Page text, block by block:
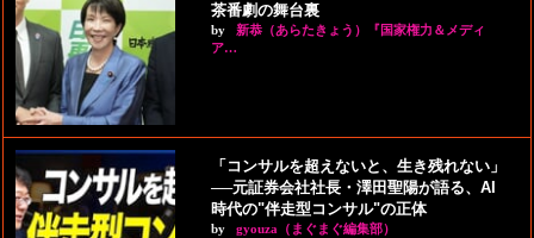
茶番劇の舞台裏
by
新恭（あらたきょう）『国家権力＆メディ
ア…
「コンサルを超えないと、生き残れない」
──元証券会社社長・澤田聖陽が語る、AI
時代の"伴走型コンサル"の正体
by gyouza（まぐまぐ編集部）